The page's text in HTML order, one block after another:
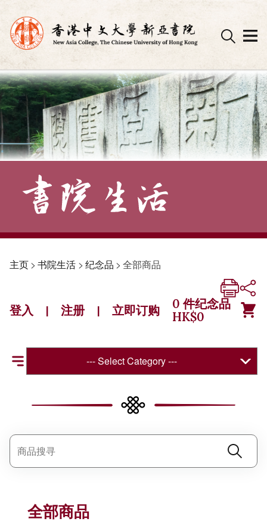
Skip
to
content
主页> 书院生活 > 纪念品 > 全部商品
登入 | 注册 | 立即订购 0 件纪念品
HK$0
--- Select Category ---
全部商品